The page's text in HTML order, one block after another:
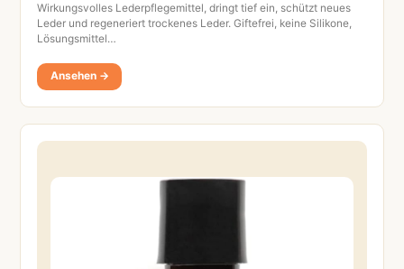
Wirkungsvolles Lederpflegemittel, dringt tief ein, schützt neues
Leder und regeneriert trockenes Leder. Giftefrei, keine Silikone,
Lösungsmittel…
Ansehen →